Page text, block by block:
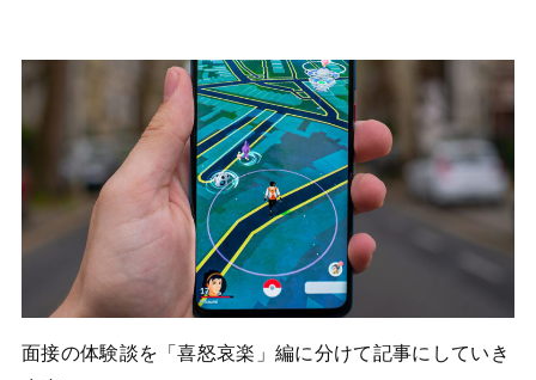
面接の体験談を「喜怒哀楽」編に分けて記事にしていき